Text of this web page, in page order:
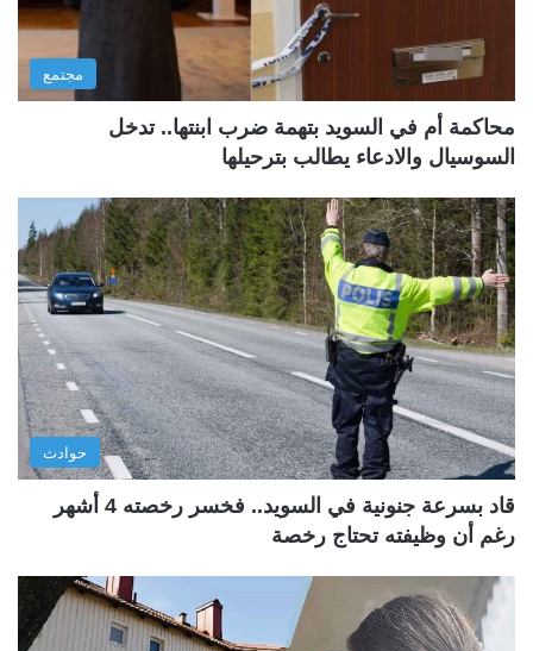
مجتمع
محاكمة أم في السويد بتهمة ضرب ابنتها.. تدخل
السوسيال والادعاء يطالب بترحيلها
حوادث
قاد بسرعة جنونية في السويد.. فخسر رخصته 4 أشهر
رغم أن وظيفته تحتاج رخصة